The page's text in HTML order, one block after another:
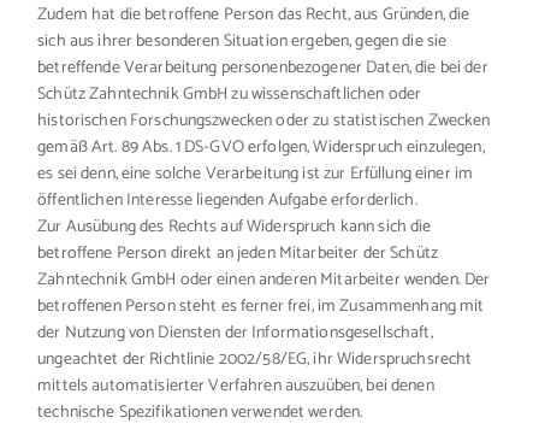
Zudem hat die betroffene Person das Recht, aus Gründen, die
sich aus ihrer besonderen Situation ergeben, gegen die sie
betreffende Verarbeitung personenbezogener Daten, die bei der
Schütz Zahntechnik GmbH zu wissenschaftlichen oder
historischen Forschungszwecken oder zu statistischen Zwecken
gemäß Art. 89 Abs. 1 DS-GVO erfolgen, Widerspruch einzulegen,
es sei denn, eine solche Verarbeitung ist zur Erfüllung einer im
öffentlichen Interesse liegenden Aufgabe erforderlich.
Zur Ausübung des Rechts auf Widerspruch kann sich die
betroffene Person direkt an jeden Mitarbeiter der Schütz
Zahntechnik GmbH oder einen anderen Mitarbeiter wenden. Der
betroffenen Person steht es ferner frei, im Zusammenhang mit
der Nutzung von Diensten der Informationsgesellschaft,
ungeachtet der Richtlinie 2002/58/EG, ihr Widerspruchsrecht
mittels automatisierter Verfahren auszuüben, bei denen
technische Spezifikationen verwendet werden.